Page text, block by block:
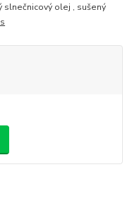
slnečnicový olej , sušený